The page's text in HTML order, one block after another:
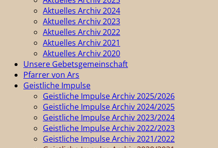
Aktuelles Archiv 2024
Aktuelles Archiv 2023
Aktuelles Archiv 2022
Aktuelles Archiv 2021
Aktuelles Archiv 2020
Unsere Gebetsgemeinschaft
Pfarrer von Ars
Geistliche Impulse
Geistliche Impulse Archiv 2025/2026
Geistliche Impulse Archiv 2024/2025
Geistliche Impulse Archiv 2023/2024
Geistliche Impulse Archiv 2022/2023
Geistliche Impulse Archiv 2021/2022